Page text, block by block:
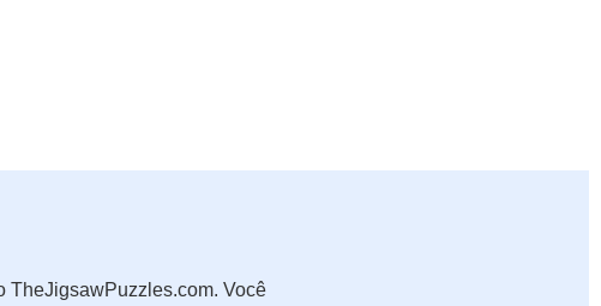
TheJigsawPuzzles.com. Você